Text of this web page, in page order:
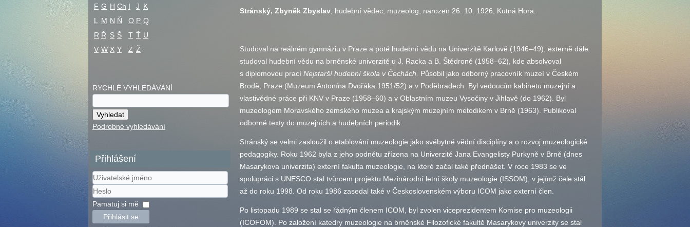
F G H Ch I J K
L
M N Ň O P Q
R Ř S Š T Ť U
V W X Y Z Ž
RYCHLÉ VYHLEDÁVÁNÍ
Podrobné vyhledávání
Přihlášení
Uživatelské
jméno
Heslo
Pamatuj si mě
Přihlásit se
Stránský, Zbyněk Zbyslav , hudební vědec, muzeolog, narozen 26. 10. 1926, Kutná Hora.
Studoval na reálném gymnáziu v Praze a poté hudební vědu na Univerzitě Karlově (1946–49), externě dále
studoval hudební vědu na brněnské univerzitě u J. Racka a B. Štědroně (1958–62), kde absolvoval
s diplomovou prací Nejstarší hudební škola v Čechách. Působil jako odborný pracovník muzeí v Českém
Brodě, Praze (Muzeum Antonína Dvořáka 1951/52) a v Poděbradech. Byl vedoucím kabinetu muzejní a
vlastivědné práce při KNV v Praze (1958–60) a v Oblastním muzeu Vysočiny v Jihlavě (do 1962). Byl
muzeologem Moravského zemského muzea a krajským muzejním metodikem v Brně (1963). Publikoval
odborné texty do muzejních a hudebních periodik.
Stránský se velmi zasloužil o etablování muzeologie jako svébytné vědní disciplíny a o rozvoj muzeologické
pedagogiky. Roku 1962 byla z jeho podnětu zřízena na Univerzitě Jana Evangelisty Purkyně v Brně (dnes
Masarykova univerzita) externí fakulta muzeologie, na které začal také přednášet. V roce 1983 se ve
spolupráci s UNESCO stal tvůrcem projektu Mezinárodní letní školy muzeologie (ISSOM), v jejímž čele stál
až do roku 1998. Od roku 1986 zasedal také v Československém výboru ICOM jako externí člen.
Po listopadu 1989 se stal se řádným členem ICOM, byl zvolen viceprezidentem Komise pro muzeologii
(ICOFOM). Po založení katedry muzeologie na brněnské Filozofické fakultě Masarykovy univerzity se stal